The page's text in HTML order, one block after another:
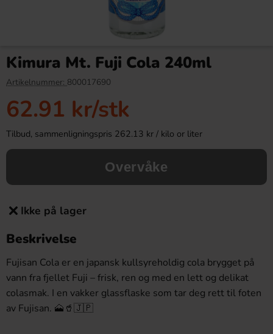
Köp
Kimura Mt. Fuji Cola 240ml
Artikelnummer: 800017690
62.91 kr/stk
Tilbud, sammenligningspris 262.13 kr / kilo or liter
Overvåke
Ikke på lager
Beskrivelse
Fujisan Cola er en japansk kullsyreholdig cola brygget på
vann fra fjellet Fuji – frisk, ren og med en lett og delikat
colasmak. I en vakker glassflaske som tar deg rett til foten
av Fujisan. 🗻🥤🇯🇵